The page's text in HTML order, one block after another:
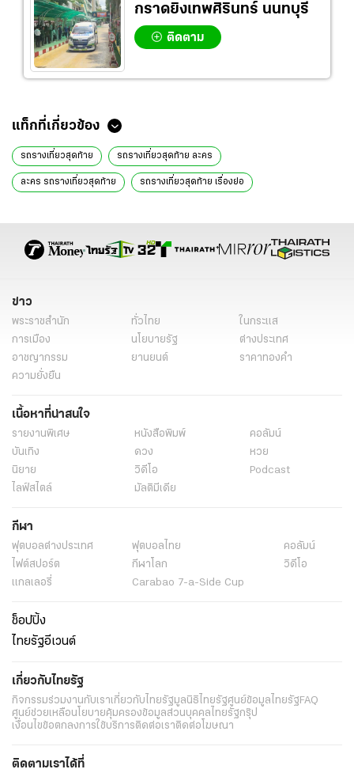
กราดยิงเทพศิรินทร์ นนทบุรี
ติดตาม
แท็กที่เกี่ยวข้อง
รถรางเที่ยวสุดท้าย รถรางเที่ยวสุดท้าย ละคร
ละคร รถรางเที่ยวสุดท้าย รถรางเที่ยวสุดท้าย เรื่องย่อ
รถรางเที่ยวสุดท้าย ตอนแรก รถรางเที่ยวสุดท้าย ตอนที่ 3
ละครใหม่ไทยพีบีเอส ปอนด์ พลวิชญ์
ปอนด์ พลวิชญ์ ผลงาน ก้าวหน้า กิตติภัทร นิรุตติ์ ศิริจรรยา
สมภพ เบญจาธิกุล
ข่าววันนี้ ละคร
ข่าว
พระราชสำนัก ทั่วไทย
ในกระแส
การเมือง
นโยบายรัฐ
ต่างประเทศ
อาชญากรรม
ยานยนต์
ราคาทองคำ
ความยั่งยืน
เนื้อหาที่น่าสนใจ
รายงานพิเศษ หนังสือพิมพ์
คอลัมน์
บันเทิง
ดวง
หวย
นิยาย
วิดีโอ
Podcast
ไลฟ์สไตล์
มัลติมีเดีย
กีฬา
ฟุตบอลต่่างประเทศ ฟุตบอลไทย
คอลัมน์
ไฟต์สปอร์ต
กีฬาโลก
วิดีโอ
แกลเลอรี่
Carabao 7-a-Side Cup
ช็อปปิ้ง
ไทยรัฐอีเวนต์
เกี่ยวกับไทยรัฐ
กิจกรรมร่วมงานกับเราเกี่ยวกับไทยรัฐมูลนิธิไทยรัฐศูนย์ข้อมูลไทยรัฐFAQ
ศูนย์ช่วยเหลือนโยบายคุ้มครองข้อมูลส่วนบุคคลไทยรัฐกรุ๊ป
เงื่อนไขข้อตกลงการใช้บริการติดต่อเราติดต่อโฆษณา
ติดตามเราได้ที่